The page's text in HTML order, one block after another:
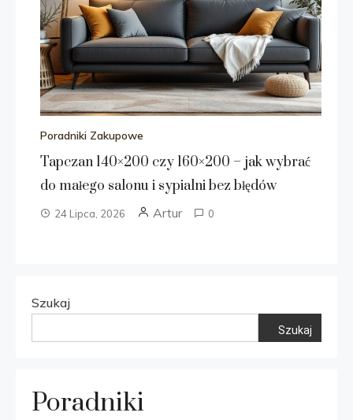
Poradniki Zakupowe
Tapczan 140×200 czy 160×200 – jak wybrać
do małego salonu i sypialni bez błędów
24 Lipca, 2026 Artur 0
Szukaj
Szukaj
Poradniki